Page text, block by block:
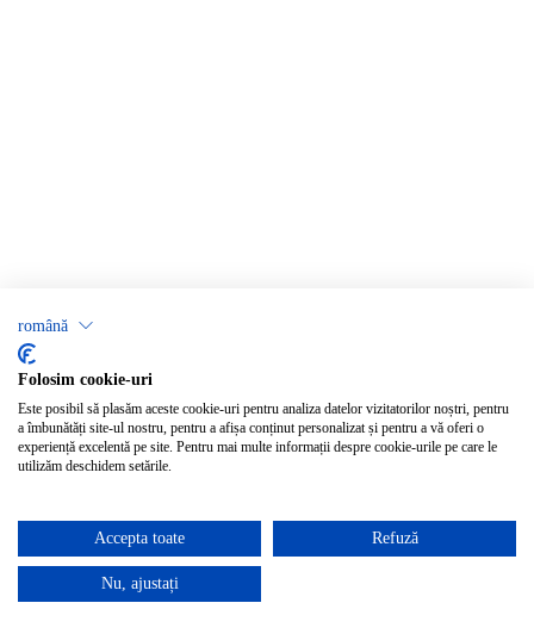
română
Folosim cookie-uri
Este posibil să plasăm aceste cookie-uri pentru analiza datelor vizitatorilor noștri, pentru
a îmbunătăți site-ul nostru, pentru a afișa conținut personalizat și pentru a vă oferi o
experiență excelentă pe site. Pentru mai multe informații despre cookie-urile pe care le
utilizăm deschidem setările.
Accepta toate Refuză
Nu, ajustați